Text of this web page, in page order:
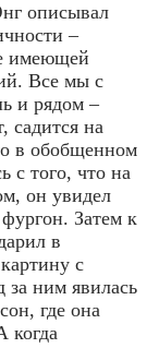
описывал
–
имеющей
Все мы с
и рядом –
садится на
в обобщенном
с того, что на
он увидел
Затем к
в
с
ним явилась
где она
когда